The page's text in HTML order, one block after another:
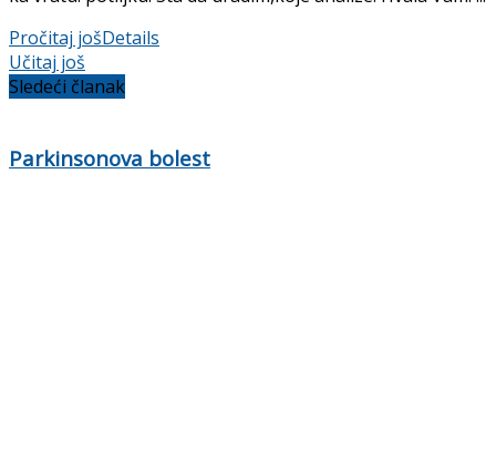
Pročitaj jošDetails
Učitaj još
Sledeći članak
Parkinsonova bolest